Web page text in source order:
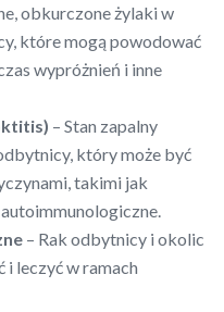
obkurczone żylaki w
które mogą powodować
wypróżnień i inne
– Stan zapalny
który może być
takimi jak
– Rak odbytnicy i okolic
i leczyć w ramach